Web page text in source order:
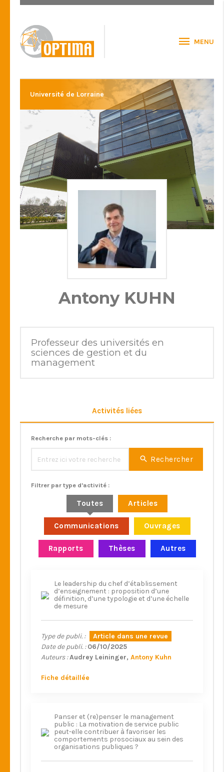
MENU
Université de Lorraine
Antony KUHN
Professeur des universités en
sciences de gestion et du
management
Activités liées
Recherche par mots-clés :
Rechercher
Filtrer par type d'activité :
Toutes Articles
Communications Ouvrages
Rapports Thèses Autres
Le leadership du chef d’établissement
d’enseignement : proposition d’une
définition, d’une typologie et d’une échelle
de mesure
Type de publi. :
Article dans une revue
Date de publi. : 06/10/2025
Auteurs :Audrey Leininger Antony Kuhn
Fiche détaillée
Panser et (re)penser le management
public : La motivation de service public
peut-elle contribuer à favoriser les
comportements prosociaux au sein des
organisations publiques ?